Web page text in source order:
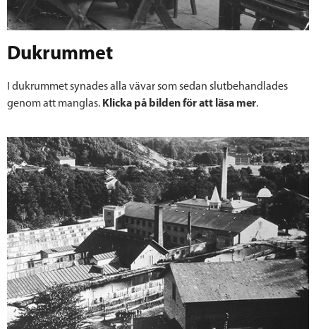
Dukrummet
I dukrummet synades alla vävar som sedan slutbehandlades
genom att manglas. Klicka på bilden för att läsa mer.